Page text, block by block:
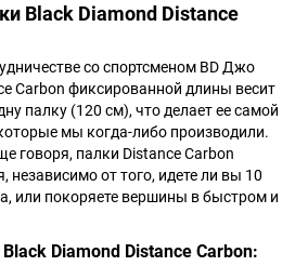
Black Diamond Distance
со спортсменом BD Джо
Carbon фиксированной длины весит
палку (120 см), что делает ее самой
мы когда-либо производили.
говоря, палки Distance Carbon
независимо от того, идете ли вы 10
или покоряете вершины в быстром и
Diamond Distance Carbon: